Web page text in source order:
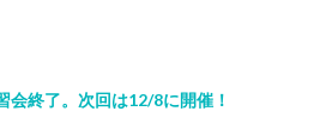
会終了。次回は12/8に開催！